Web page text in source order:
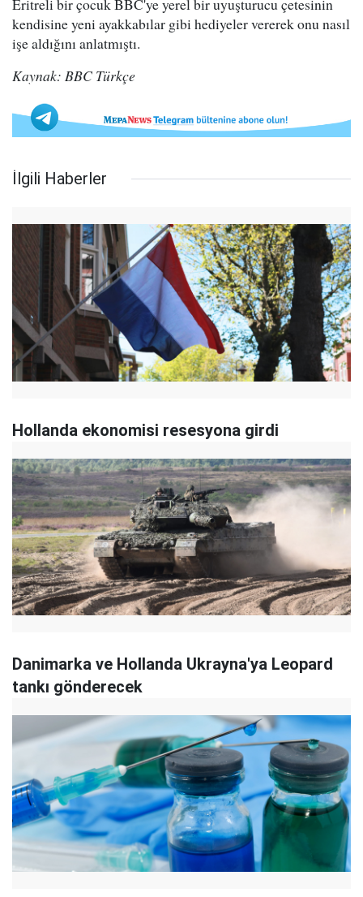
Eritreli bir çocuk BBC'ye yerel bir uyuşturucu çetesinin
kendisine yeni ayakkabılar gibi hediyeler vererek onu nasıl
işe aldığını anlatmıştı.
Kaynak: BBC Türkçe
İlgili Haberler
Hollanda ekonomisi resesyona girdi
Danimarka ve Hollanda Ukrayna'ya Leopard
tankı gönderecek